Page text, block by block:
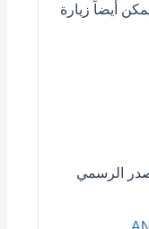
أيضاً زيارة
الرسمي